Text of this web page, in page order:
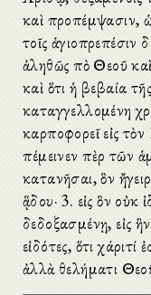
καὶ προπέμψασιν,
τοῖς ἁγιοπρεπέσιν
ἀληθῶς ὑπὸ Θεοῦ
καὶ ὅτι ἡ βεβαία
καταγγελλομένη
καρποφορεῖ εἰς
ὑπέμεινεν ὑπὲρ
κατανῆσαι, ὃν
ᾅδου· 3. εἰς ὃν οὐκ
δεδοξασμένῃ, εἰς
εἰδότες, ὅτι
ἀλλὰ θελήματι